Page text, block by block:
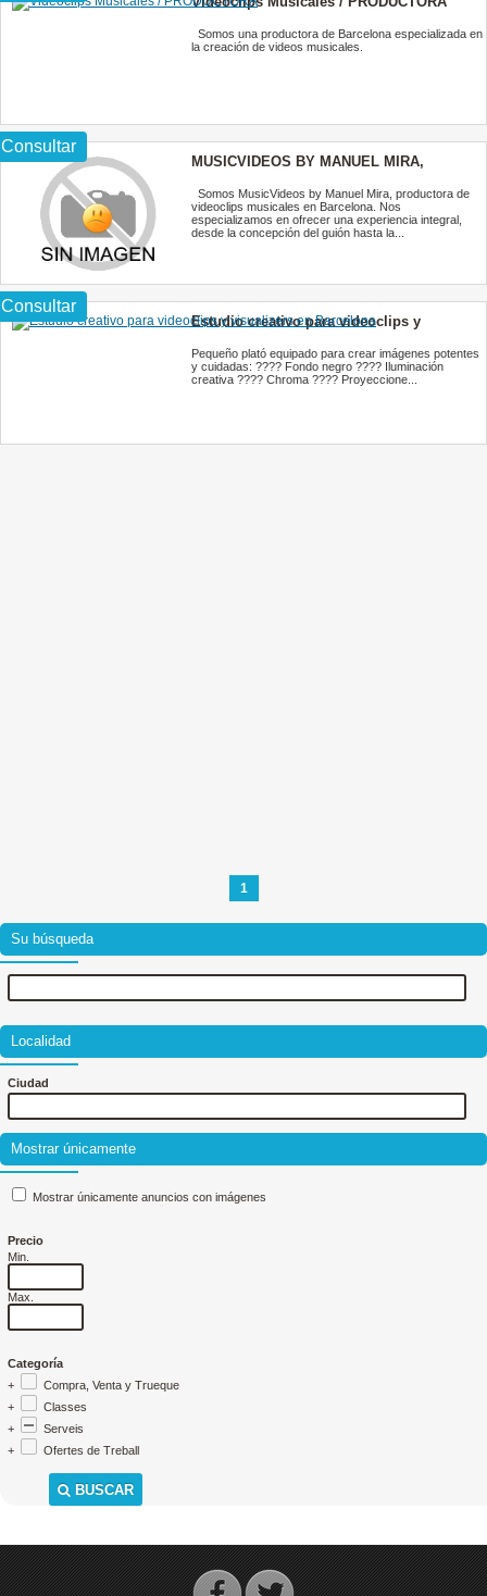
Somos una productora de Barcelona especializada en
la creación de videos musicales.
Consultar
MUSICVIDEOS BY MANUEL MIRA,
Somos MusicVideos by Manuel Mira, productora de
videoclips musicales en Barcelona. Nos
especializamos en ofrecer una experiencia integral,
desde la concepción del guión hasta la...
Consultar
Estudio creativo para videoclips y
Pequeño plató equipado para crear imágenes potentes
y cuidadas: ???? Fondo negro ???? Iluminación
creativa ???? Chroma ???? Proyeccione...
1
Su búsqueda
Localidad
Ciudad
Mostrar únicamente
Mostrar únicamente anuncios con imágenes
Precio
Min.
Max.
Categoría
+
Compra, Venta y Trueque
+
Classes
+
Serveis
+
Ofertes de Treball
BUSCAR